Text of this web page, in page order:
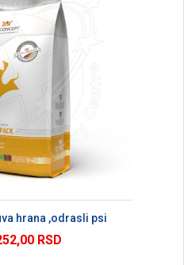
hrana ,odrasli psi
RSD